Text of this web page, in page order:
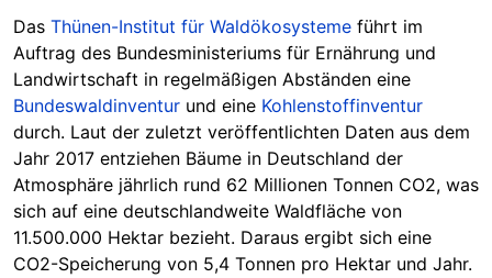
Das Thünen-Institut für Waldökosysteme führt im
Auftrag des Bundesministeriums für Ernährung und
Landwirtschaft in regelmäßigen Abständen eine
Bundeswaldinventur und eine Kohlenstoffinventur
durch. Laut der zuletzt veröffentlichten Daten aus dem
Jahr 2017 entziehen Bäume in Deutschland der
Atmosphäre jährlich rund 62 Millionen Tonnen CO2, was
sich auf eine deutschlandweite Waldfläche von
11.500.000 Hektar bezieht. Daraus ergibt sich eine
CO2-Speicherung von 5,4 Tonnen pro Hektar und Jahr.